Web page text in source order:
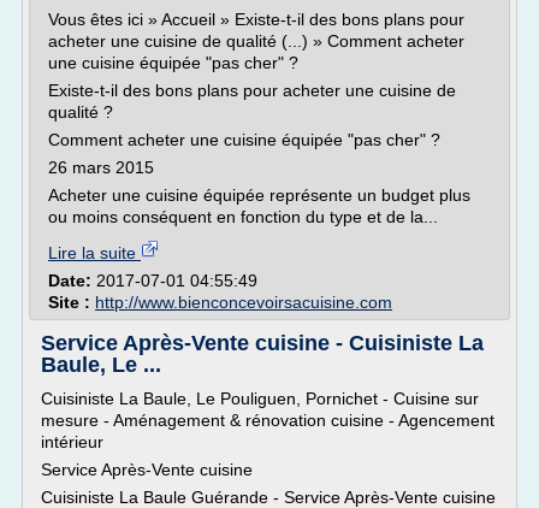
Vous êtes ici » Accueil » Existe-t-il des bons plans pour
acheter une cuisine de qualité (...) » Comment acheter
une cuisine équipée "pas cher" ?
Existe-t-il des bons plans pour acheter une cuisine de
qualité ?
Comment acheter une cuisine équipée "pas cher" ?
26 mars 2015
Acheter une cuisine équipée représente un budget plus
ou moins conséquent en fonction du type et de la...
Lire la suite
Date: 2017-07-01 04:55:49
Site : http://www.bienconcevoirsacuisine.com
Service Après-Vente cuisine - Cuisiniste La
Baule, Le ...
Cuisiniste La Baule, Le Pouliguen, Pornichet - Cuisine sur
mesure - Aménagement & rénovation cuisine - Agencement
intérieur
Service Après-Vente cuisine
Cuisiniste La Baule Guérande - Service Après-Vente cuisine